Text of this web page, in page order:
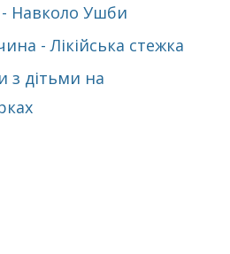
- Навколо Ушби
- Лікійська стежка
з дітьми на